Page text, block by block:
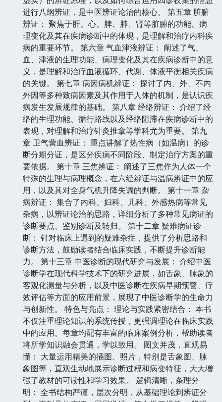
进行八纲辨证，是中医辨证论治的核心。 第五章 脏腑
辨证： 聚焦于肝、心、脾、肺、肾等脏腑的功能、病
理变化及其在疾病诊断中的体现，是理解和治疗内科疾
病的重要环节。 第六章 气血津液辨证： 阐述了气、
血、津液的生理功能、病理变化及其在疾病诊断中的意
义，是理解和治疗血液循环、代谢、体液平衡相关疾病
的关键。 第七章 病因病机辨证： 探讨了内、外、不内
外因等多种致病因素及其作用于人体的机制，是认识疾
病发生发展规律的基础。 第八章 经络辨证： 介绍了经
络的生理功能、循行路线以及经络阻滞在疾病诊断中的
表现，对理解和治疗针灸推拿等学科尤为重要。 第九
章 卫气营血辨证： 重点讲解了热性病（如温病）的诊
断分期分证，是区分疾病不同阶段、制定治疗方案的重
要依据。 第十章 三焦辨证： 阐述了三焦作为人体一个
特殊的生理与病理概念，在六经辨证与温病辨证中的应
用，以及其对全身气机升降失调的判断。 第十一章 杂
病辨证： 集合了内科、妇科、儿科、外感热病等常见
杂病，以辨证论治的思路，详细分析了多种常见病证的
诊断要点、鉴别诊断及转归。 第十二章 疑难病证诊
断： 针对临床上遇到的疑难杂症，提供了分析思路和
诊断方法，鼓励读者结合临床实践，不断提升诊断能
力。 第十三章 中医诊断的现代研究与发展： 介绍中医
诊断学在现代科学技术下的研究进展，如舌象、脉象的
客观化测量与分析，以及中医诊断在疾病早期预警、疗
效评估等方面的应用前景，展现了中医诊断学的生命力
与创新性。 特色与亮点： 理论与实践紧密结合： 本书
不仅注重理论知识的系统传授，更强调理论在临床实践
中的应用。每章均配有丰富的临床案例分析，帮助读者
将所学知识融会贯通，学以致用。 图文并茂，直观易
懂： 大量运用精美的插图、照片，特别是舌象图、脉
象图等，直观生动地展示诊断过程和病变特征，大大增
强了教材的可读性和学习效果。 逻辑清晰，条理分
明： 全书结构严谨，层次分明，从基础理论到辨证分